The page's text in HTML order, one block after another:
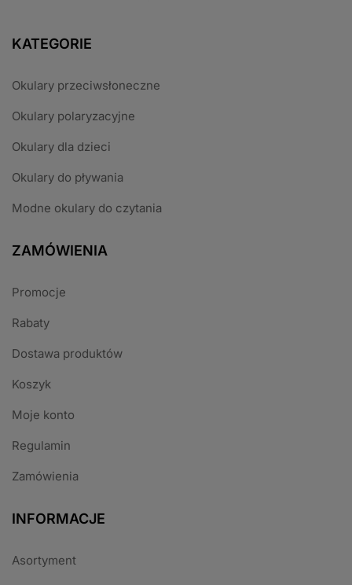
KATEGORIE
Okulary przeciwsłoneczne
Okulary polaryzacyjne
Okulary dla dzieci
Okulary do pływania
Modne okulary do czytania
ZAMÓWIENIA
Promocje
Rabaty
Dostawa produktów
Koszyk
Moje konto
Regulamin
Zamówienia
INFORMACJE
Asortyment